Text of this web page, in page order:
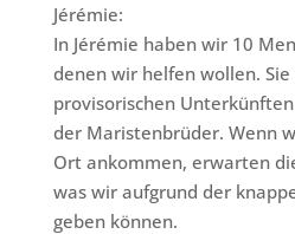
Jérémie:
In Jérémie haben wir 10
denen wir helfen wollen.
provisorischen
der Maristenbrüder. Wenn
Ort ankommen, erwarten
was wir aufgrund der
geben können.